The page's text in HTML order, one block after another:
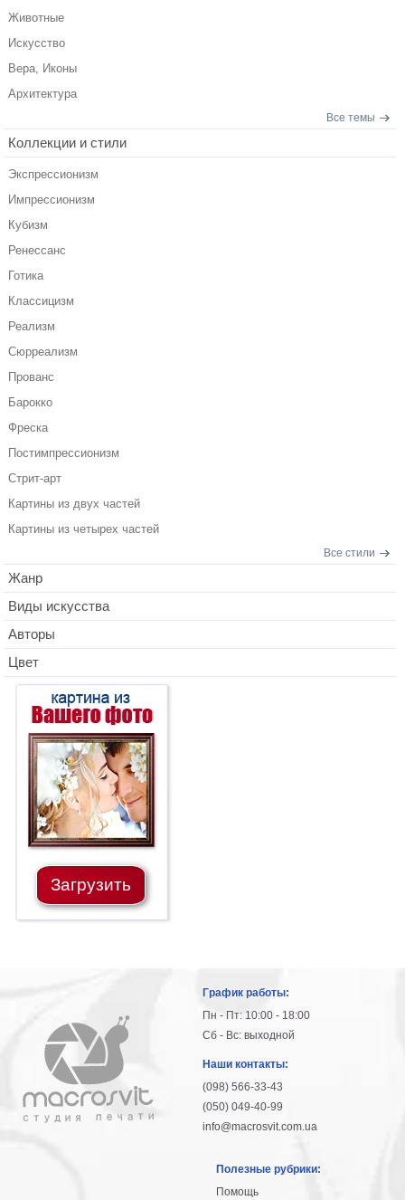
Животные
Искусство
Вера, Иконы
Архитектура
Все темы
Коллекции и стили
Экспрессионизм
Импрессионизм
Кубизм
Ренессанс
Готика
Классицизм
Реализм
Сюрреализм
Прованс
Барокко
Фреска
Постимпрессионизм
Стрит-арт
Картины из двух частей
Картины из четырех частей
Все стили
Жанр
Виды искусства
Авторы
Цвет
Загрузить
График работы:
Пн - Пт: 10:00 - 18:00
Сб - Вс: выходной
Наши контакты:
(098) 566-33-43
(050) 049-40-99
info@macrosvit.com.ua
Полезные рубрики:
Помощь